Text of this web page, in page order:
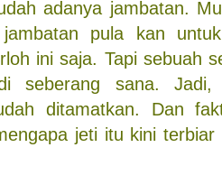
adanya jambatan.
pula kan
ini saja. Tapi sebuah
seberang sana. Jadi,
ditamatkan. Dan
jeti itu kini